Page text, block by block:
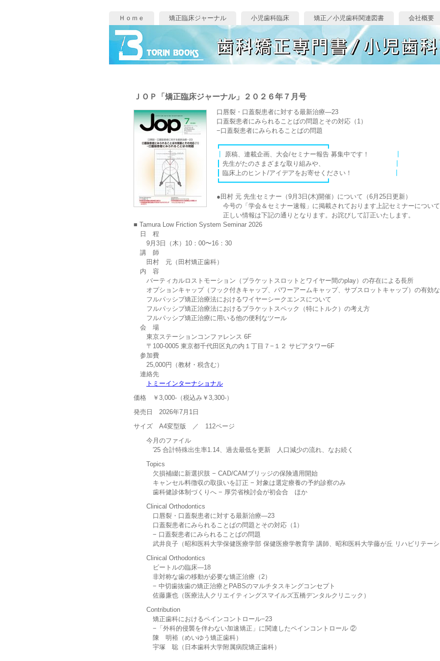
Ｈｏｍｅ 矯正臨床ジャーナル 小児歯科臨床 矯正／小児歯科関連図書 会社概要
ＪＯＰ「矯正臨床ジャーナル」２０２６年７月号
口唇裂・口蓋裂患者に対する最新治療—23
口蓋裂患者にみられることばの問題とその対応（1）
−口蓋裂患者にみられることばの問題
┏━━━━━━━━━━━━━━━━━━━━━━━━━━━┓
原稿、連載企画、大会/セミナー報告 募集中です！
先生がたのさまざまな取り組みや、
臨床上のヒント/アイデアをお寄せください！
┗━━━━━━━━━━━━━━━━━━━━━━━━━━━┛
●田村 元 先生セミナー（9月3日(木)開催）について（6月25日更新）
今号の「学会＆セミナー速報」に掲載されております上記セミナーについ
正しい情報は下記の通りとなります。お詫びして訂正いたします。
■ Tamura Low Friction System Seminar 2026
日 程
9月3日（木）10：00〜16：30
講 師
田村 元（田村矯正歯科）
内 容
バーティカルロストモーション（ブラケットスロットとワイヤー間のplay）の存在による長所
オプションキャップ（フック付きキャップ、パワーアームキャップ、サブスロットキャップ）の有効
フルパッシブ矯正治療法におけるワイヤーシークエンスについて
フルパッシブ矯正治療法におけるブラケットスペック（特にトルク）の考え方
フルパッシブ矯正治療に用いる他の便利なツール
会 場
東京ステーションコンファレンス 6F
〒100-0005 東京都千代田区丸の内１丁目７−１２ サピアタワー6F
参加費
25,000円（教材・税含む）
連絡先
トミーインターナショナル
価格 ￥3,000-（税込み￥3,300-）
発売日 2026年7月1日
サイズ A4変型版 ／ 112ページ
今月のファイル
′25 合計特殊出生率1.14、過去最低を更新 人口減少の流れ、なお続く
Topics
欠損補綴に新選択肢 − CAD/CAMブリッジの保険適用開始
キャンセル料徴収の取扱いを訂正 − 対象は選定療養の予約診察のみ
歯科健診体制づくりへ − 厚労省検討会が初会合 ほか
Clinical Orthodontics
口唇裂・口蓋裂患者に対する最新治療—23
口蓋裂患者にみられることばの問題とその対応（1）
− 口蓋裂患者にみられることばの問題
武井良子（昭和医科大学保健医療学部 保健医療学教育学 講師、昭和医科大学藤が丘 リハビリテーシ
Clinical Orthodontics
ビートルの臨床—18
非対称な歯の移動が必要な矯正治療（2）
− 中切歯抜歯の矯正治療とPABSのマルチタスキングコンセプト
佐藤廉也（医療法人クリエイティングスマイルズ五橋デンタルクリニック）
Contribution
矯正歯科におけるペインコントロール−23
−「外科的侵襲を伴わない加速矯正」に関連したペインコントロール ②
陳 明裕（めいゆう矯正歯科）
宇塚 聡（日本歯科大学附属病院矯正歯科）